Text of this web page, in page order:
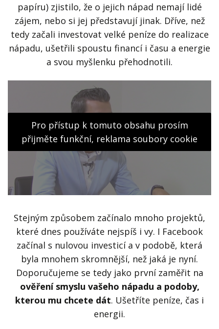
papíru) zjistilo, že o jejich nápad nemají lidé
zájem, nebo si jej představují jinak. Dříve, než
tedy začali investovat velké peníze do realizace
nápadu, ušetřili spoustu financí i času a energie
a svou myšlenku přehodnotili.
Pro přístup k tomuto obsahu prosím
přijměte funkční, reklama soubory cookie
Stejným způsobem začínalo mnoho projektů,
které dnes používáte nejspíš i vy. I Facebook
začínal s nulovou investicí a v podobě, která
byla mnohem skromnější, než jaká je nyní.
Doporučujeme se tedy jako první zaměřit na
ověření smyslu vašeho nápadu a podoby,
kterou mu chcete dát. Ušetříte peníze, čas i
energii.